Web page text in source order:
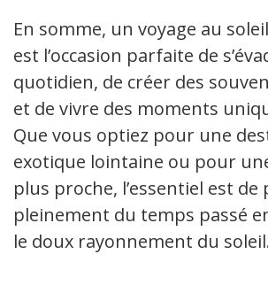
En somme, un voyage au
est l’occasion parfaite de
quotidien, de créer des
et de vivre des moments
Que vous optiez pour une
exotique lointaine ou pour
plus proche, l’essentiel est
pleinement du temps passé
le doux rayonnement du